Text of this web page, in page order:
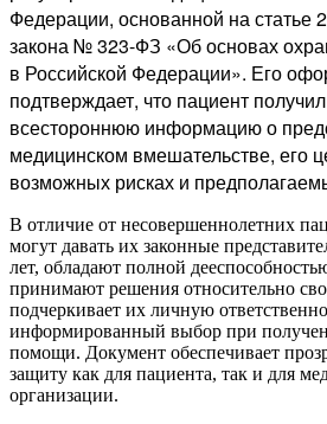
Федерации, основанной на статье
закона № 323-ФЗ «Об основах
в Российской Федерации». Его
подтверждает, что пациент
всестороннюю информацию о
медицинском вмешательстве, его
возможных рисках и
В отличие от несовершеннолетних
могут давать их законные
лет, обладают полной
принимают решения относительно
подчеркивает их личную
информированный выбор при
помощи. Документ обеспечивает
защиту как для пациента, так и для
организации.